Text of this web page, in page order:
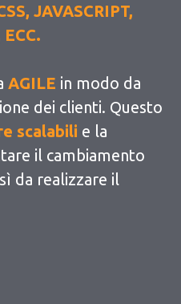
JAVASCRIPT,
AGILE in modo da
dei clienti. Questo
scalabili e la
il cambiamento
da realizzare il